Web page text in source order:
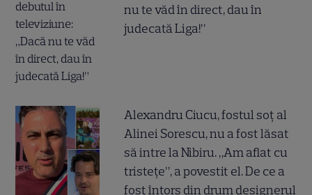
nu te văd în direct, dau în
judecată Liga!”
Alexandru Ciucu, fostul soț al
Alinei Sorescu, nu a fost lăsat
să intre la Nibiru. „Am aflat cu
tristețe”, a povestit el. De ce a
fost întors din drum designerul